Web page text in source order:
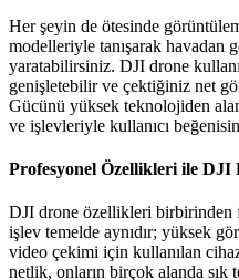
Her şeyin de ötesinde
modelleriyle tanışarak havadan
yaratabilirsiniz. DJI drone
genişletebilir ve çektiğiniz net
Gücünü yüksek teknolojiden
ve işlevleriyle kullanıcı
Profesyonel Özellikleri ile
DJI drone özellikleri birbirinden
işlev temelde aynıdır; yüksek
video çekimi için kullanılan
netlik, onların birçok alanda sık